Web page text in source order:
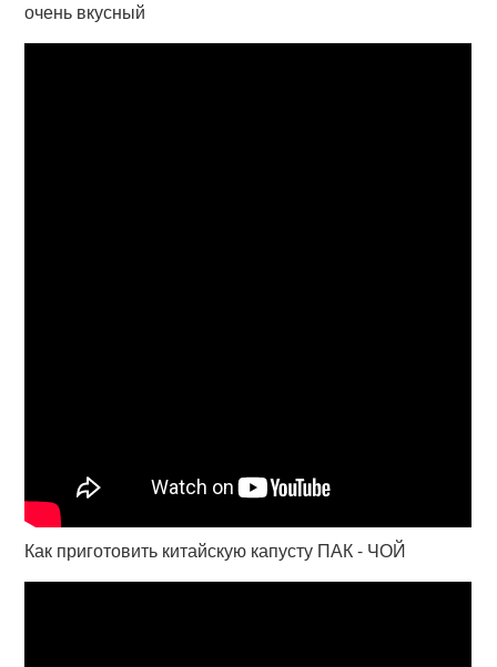
очень вкусный
Как приготовить китайскую капусту ПАК - ЧОЙ